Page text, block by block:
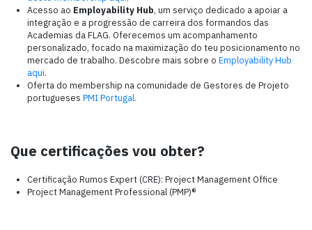
Acesso ao Employability Hub, um serviço dedicado a apoiar a
integração e a progressão de carreira dos formandos das
Academias da FLAG. Oferecemos um acompanhamento
personalizado, focado na maximização do teu posicionamento no
mercado de trabalho. Descobre mais sobre oEmployability Hub
aqui.
Oferta do membership na comunidade de Gestores de Projeto
portuguesesPMI Portugal.
Que certificações vou obter?
Certificação Rumos Expert (CRE): Project Management Office
Project Management Professional (PMP)®